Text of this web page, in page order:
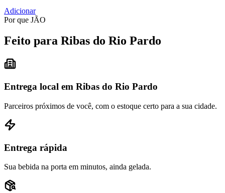
Adicionar
Por que JÃO
Feito para Ribas do Rio Pardo
Entrega local em Ribas do Rio Pardo
Parceiros próximos de você, com o estoque certo para a sua cidade.
Entrega rápida
Sua bebida na porta em minutos, ainda gelada.